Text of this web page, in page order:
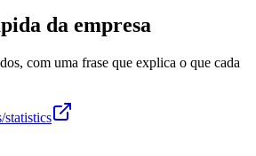
da empresa
com uma frase que explica o que cada
statistics